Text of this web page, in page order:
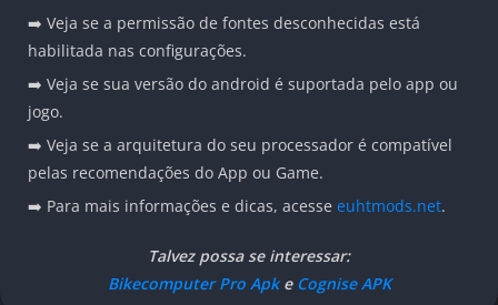
➡️ Veja se a permissão de fontes desconhecidas está
habilitada nas configurações.
➡️ Veja se sua versão do android é suportada pelo app ou
jogo.
➡️ Veja se a arquitetura do seu processador é compatível
pelas recomendações do App ou Game.
➡️ Para mais informações e dicas, acesse euhtmods.net.
Talvez possa se interessar:
Bikecomputer Pro Apke Cognise APK